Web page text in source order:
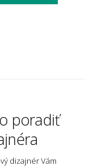
poradiť
dizajnér Vám